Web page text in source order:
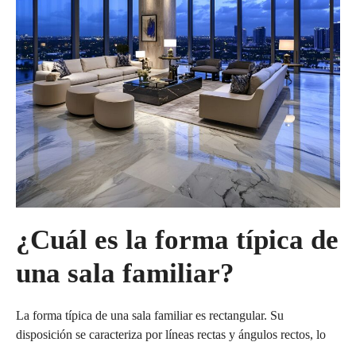
¿Cuál es la forma típica de
una sala familiar?
La forma típica de una sala familiar es rectangular. Su
disposición se caracteriza por líneas rectas y ángulos rectos, lo